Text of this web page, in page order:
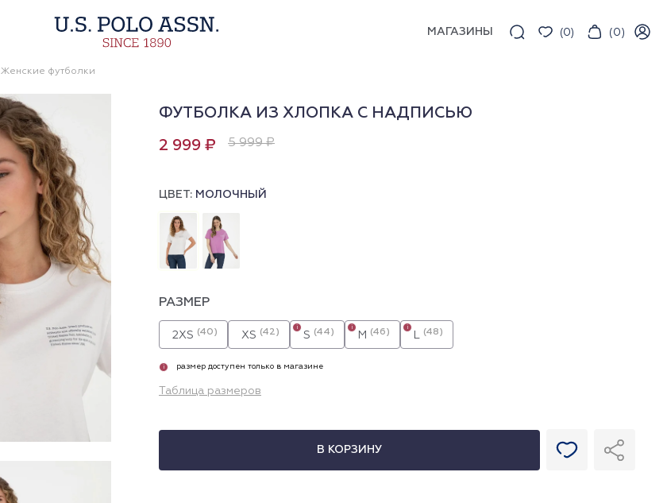
МАГАЗИНЫ (0) (0)
Женские футболки
ФУТБОЛКА ИЗ ХЛОПКА С НАДПИСЬЮ
2 999 ₽ 5 999 ₽
ЦВЕТ: МОЛОЧНЫЙ
РАЗМЕР
2XS (40) XS (42) S (44)
i
M (46)
i
L (48)
i
i размер доступен только в магазине
Таблица размеров
В КОРЗИНУ